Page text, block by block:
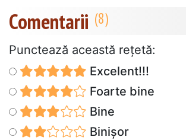
Comentarii
Punctează această reţetă:
Excelent!!!
Foarte bine
Bine
Binișor